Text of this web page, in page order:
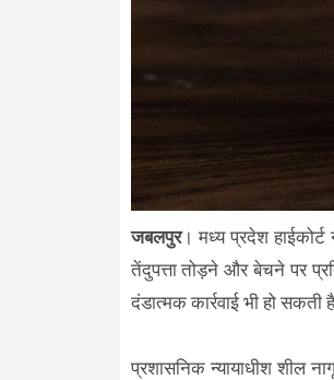
जबलपुर। मध्य प्रदेश
तेंदुपत्ता तोड़ने और बेचने पर
दंडात्मक कार्रवाई भी हो सकती
प्रशासनिक न्यायाधीश शील